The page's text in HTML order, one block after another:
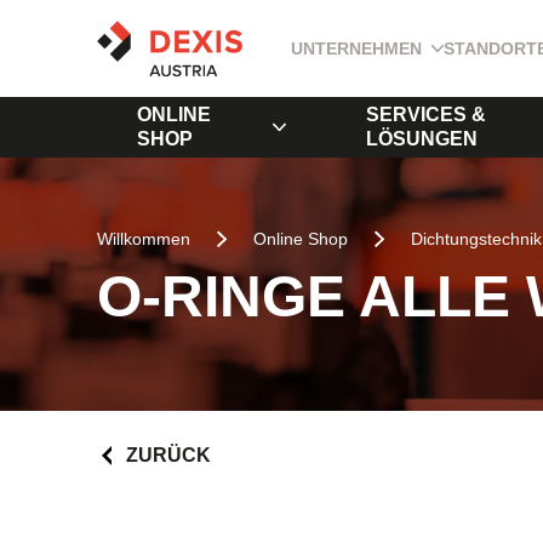
UNTERNEHMEN
ONLINE
SHOP
SERVICES &
LÖSUNGEN
Willkommen Online Shop Dichtungstechnik
O-RINGE ALLE
ZURÜCK